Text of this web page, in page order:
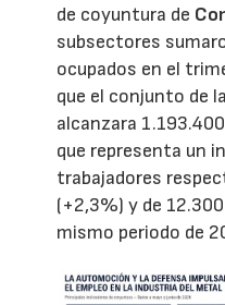
de coyuntura de
subsectores
ocupados en el
que el conjunto de
alcanzara
que representa un
trabajadores
(+2,3%) y de
mismo periodo de